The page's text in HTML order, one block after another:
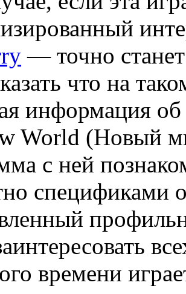
— точно
что на
информация
World (Новый
с ней
спецификами
времени